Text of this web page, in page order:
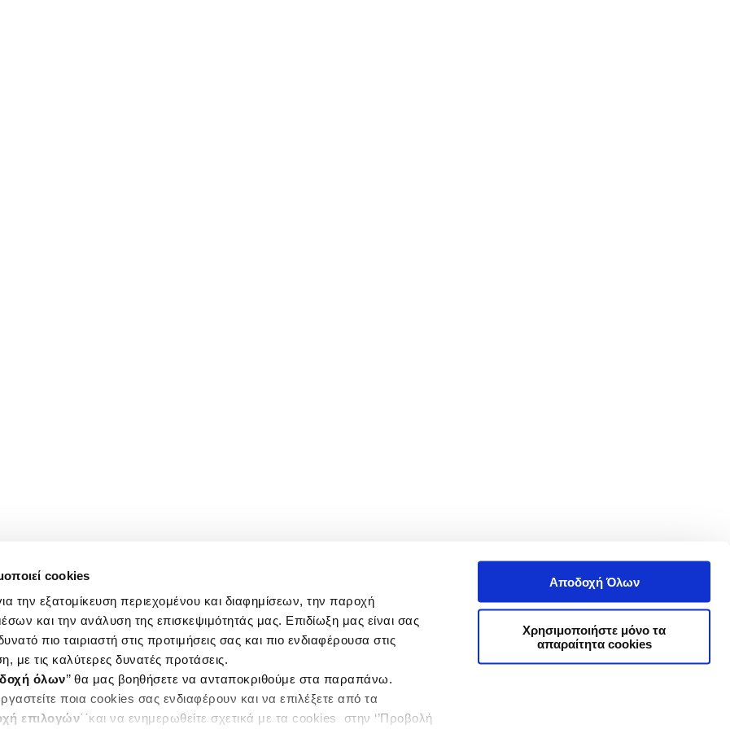
cookies
την εξατομίκευση περιεχομένου και διαφημίσεων, την παροχή
και την ανάλυση της επισκεψιμότητάς μας. Επιδίωξη μας είναι σας
πιο ταιριαστή στις προτιμήσεις σας και πιο ενδιαφέρουσα στις
με τις καλύτερες δυνατές προτάσεις.
όλων’’ θα μας βοηθήσετε να ανταποκριθούμε στα παραπάνω.
ποια cookies σας ενδιαφέρουν και να επιλέξετε από τα
επιλογών΄΄και να ενημερωθείτε σχετικά με τα cookies στην ‘’Προβολή
Αποδοχή Όλων
Χρησιμοποιήστε μόνο τα
απαραίτητα cookies